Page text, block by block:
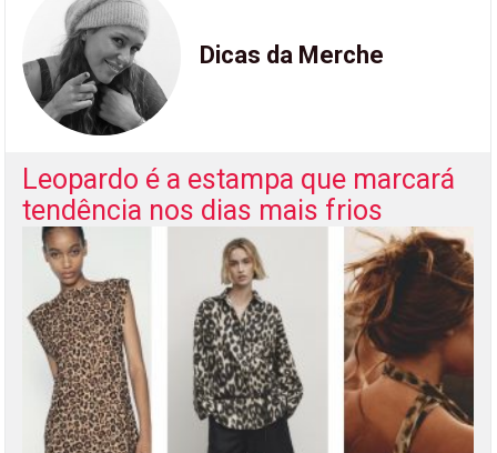
Dicas da Merche
Leopardo é a estampa que marcará
tendência nos dias mais frios